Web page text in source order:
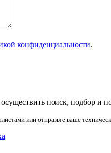
конфиденциальности.
поиск, подбор и
или отправьте ваше